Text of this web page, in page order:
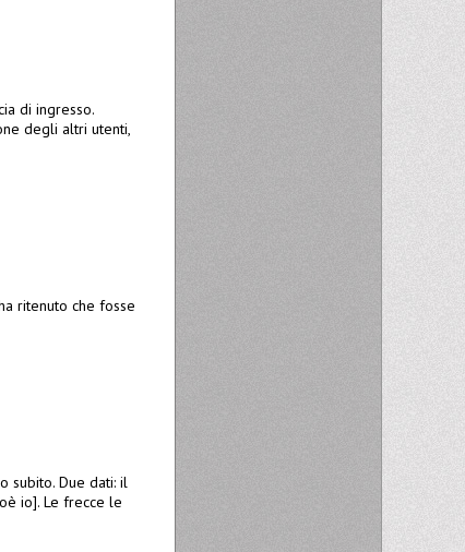
di ingresso.
degli altri utenti,
ritenuto che fosse
subito. Due dati: il
io]. Le frecce le